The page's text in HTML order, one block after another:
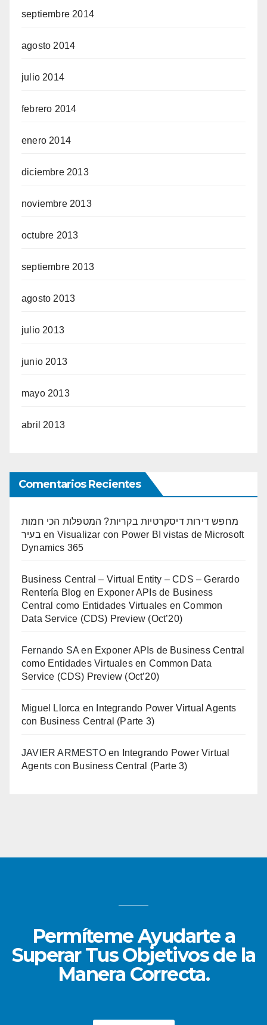
septiembre 2014
agosto 2014
julio 2014
febrero 2014
enero 2014
diciembre 2013
noviembre 2013
octubre 2013
septiembre 2013
agosto 2013
julio 2013
junio 2013
mayo 2013
abril 2013
Comentarios Recientes
מחפש דירות דיסקרטיות בקריות? המטפלות הכי חמות
בעיר en Visualizar con Power BI vistas de Microsoft
Dynamics 365
Business Central – Virtual Entity – CDS – Gerardo
Rentería Blog en Exponer APIs de Business
Central como Entidades Virtuales en Common
Data Service (CDS) Preview (Oct’20)
Fernando SA en Exponer APIs de Business Central
como Entidades Virtuales en Common Data
Service (CDS) Preview (Oct’20)
Miguel Llorca en
Integrando Power Virtual Agents
con Business Central (Parte 3)
JAVIER ARMESTOen
Integrando Power Virtual
Agents con Business Central (Parte 3)
Permíteme Ayudarte a
Superar Tus Objetivos de la
Manera Correcta.